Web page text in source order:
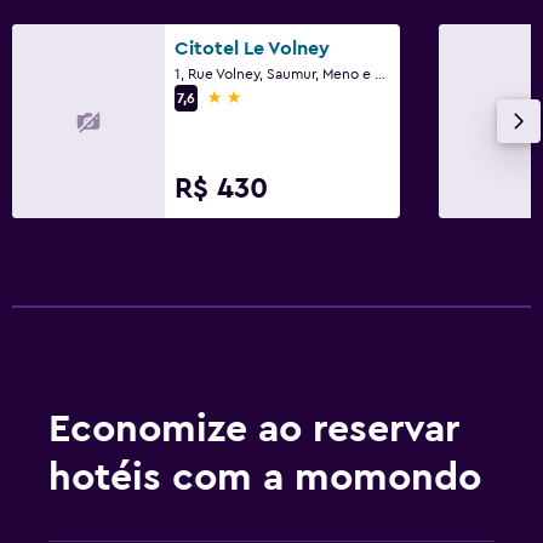
Citotel Le Volney
7,6
2 estrelas
R$ 430
Economize ao reservar
hotéis com a momondo